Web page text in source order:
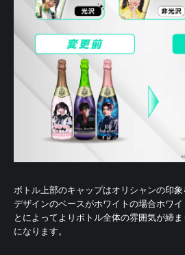
ボトル上部のキャップはオリシャンの印象
デザインのベースがホワイトの場合ホワ
とによってよりボトル全体の雰囲気が締
になります。